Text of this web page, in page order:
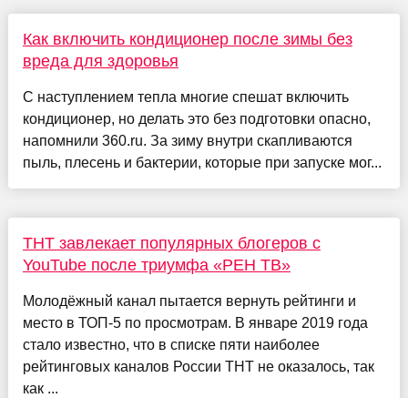
Как включить кондиционер после зимы без
вреда для здоровья
С наступлением тепла многие спешат включить
кондиционер, но делать это без подготовки опасно,
напомнили 360.ru. За зиму внутри скапливаются
пыль, плесень и бактерии, которые при запуске мог...
ТНТ завлекает популярных блогеров с
YouTube после триумфа «РЕН ТВ»
Молодёжный канал пытается вернуть рейтинги и
место в ТОП-5 по просмотрам. В январе 2019 года
стало известно, что в списке пяти наиболее
рейтинговых каналов России ТНТ не оказалось, так
как ...